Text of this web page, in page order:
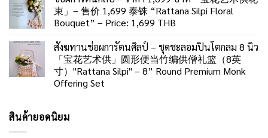
束」– 售价 1,699 泰铢 “Rattana Silpi Floral
Bouquet” – Price: 1,699 THB
สังฆทานช่อผการัตนศิลป์ – ชุดชะลอมปิ่นโตกลม 8 นิ้ว
「宝花艺术供」圆形便当竹编供僧礼篮（8英
寸）"Rattana Silpi" – 8” Round Premium Monk
Offering Set
สินค้ายอดนิยม